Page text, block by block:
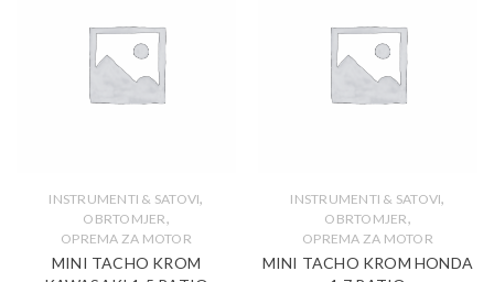
INSTRUMENTI & SATOVI,
OBRTOMJER,
OPREMA ZA MOTOR
MINI TACHO KROM
INSTRUMENTI & SATOVI,
OBRTOMJER,
OPREMA ZA MOTOR
MINI TACHO KROM HONDA